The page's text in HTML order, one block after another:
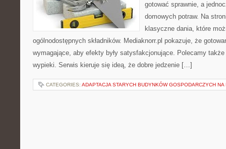
gotować sprawnie, a
domowych potraw. Na
klasyczne dania, które
ogólnodostępnych składników. Mediaknorr.pl pokazuje, że
wymagające, aby efekty były satysfakcjonujące. Polecamy
wypieki. Serwis kieruje się ideą, że dobre jedzenie […]
CATEGORIES: ADAPTACJA STARYCH BUDYNKÓW GOSPODARCZYCH